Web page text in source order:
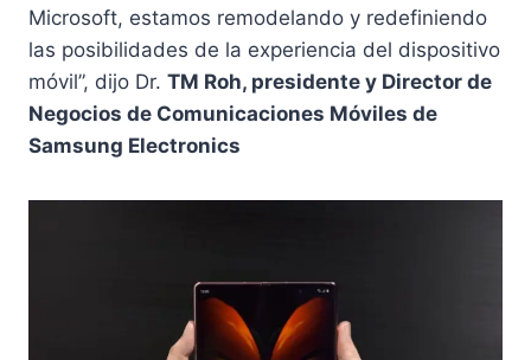
Microsoft, estamos remodelando y redefiniendo
las posibilidades de la experiencia del dispositivo
móvil”, dijo Dr. TM Roh, presidente y Director de
Negocios de Comunicaciones Móviles de
Samsung Electronics